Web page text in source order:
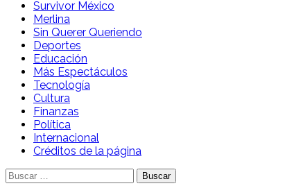
Survivor México
Merlina
Sin Querer Queriendo
Deportes
Educación
Más Espectáculos
Tecnología
Cultura
Finanzas
Política
Internacional
Créditos de la página
Buscar: